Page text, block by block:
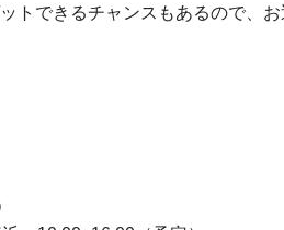
トできるチャンスもあるので、